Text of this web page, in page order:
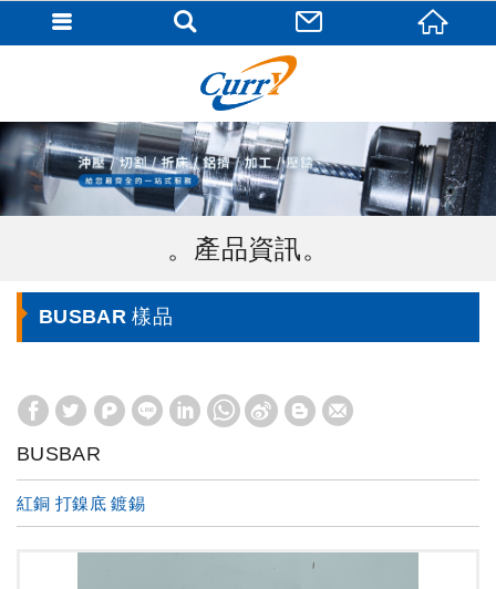
產品資訊
BUSBAR 樣品
BUSBAR
紅銅 打鎳底 鍍錫